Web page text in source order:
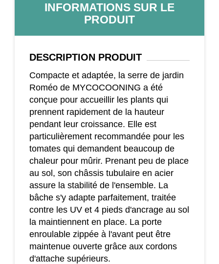
INFORMATIONS SUR LE
PRODUIT
DESCRIPTION PRODUIT
Compacte et adaptée, la serre de jardin
Roméo de MYCOCOONING a été
conçue pour accueillir les plants qui
prennent rapidement de la hauteur
pendant leur croissance. Elle est
particulièrement recommandée pour les
tomates qui demandent beaucoup de
chaleur pour mûrir. Prenant peu de place
au sol, son châssis tubulaire en acier
assure la stabilité de l'ensemble. La
bâche s'y adapte parfaitement, traitée
contre les UV et 4 pieds d'ancrage au sol
la maintiennent en place. La porte
enroulable zippée à l'avant peut être
maintenue ouverte grâce aux cordons
d'attache supérieurs.